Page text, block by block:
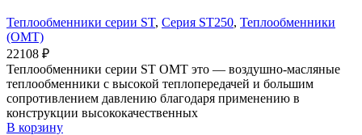
Теплообменники серии ST, Серия ST250, Теплообменники
(OMT)
22108 ₽
Теплообменники серии ST OMT это — воздушно-масляные
теплообменники с высокой теплопередачей и большим
сопротивлением давлению благодаря применению в
конструкции высококачественных
В корзину